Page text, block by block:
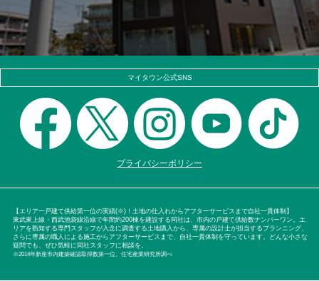
マイタウン公式SNS
プライバシーポリシー
【エリア一戸建て供給第一位の実績(※)！土地の仕入れからアフターサービスまで自社一貫体制】
東武東上線・西武池袋線沿線で年間約200棟を建設する同社は、市内の戸建て供給数ナンバーワン。エ
リアを熟知する専門スタッフが入念に調査する土地購入から、専属の設計士が担当するプランニング、
さらに専属の職人による施工からアフターサービスまで、自社一貫体制を守っています。どんな小さな
疑問でも、ぜひ気軽に同社スタッフに相談を。
※2014年新座市内建築確認取得数第一位。住宅産業研究所調べ